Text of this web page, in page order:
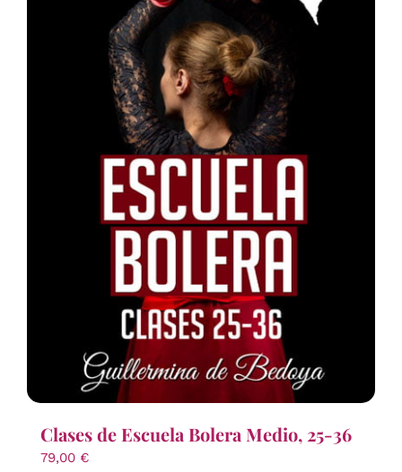
Clases de Escuela Bolera Medio, 25-36
79,00 €